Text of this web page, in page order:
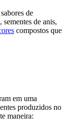
de
de anis,
compostos que
em uma
produzidos no
maneira: